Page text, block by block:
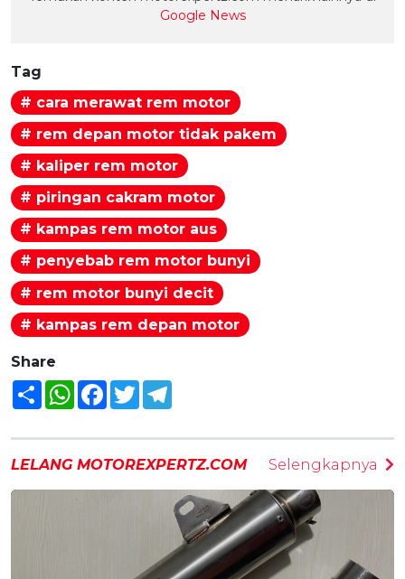
Google News
Tag
# cara merawat rem motor
# rem depan motor tidak pakem
# kaliper rem motor
# piringan cakram motor
# kampas rem motor aus
# penyebab rem motor bunyi
# rem motor bunyi decit
# kampas rem depan motor
Share
Share WhatsAppFacebook
Twitter
LELANG MOTOREXPERTZ.COM Selengkapnya